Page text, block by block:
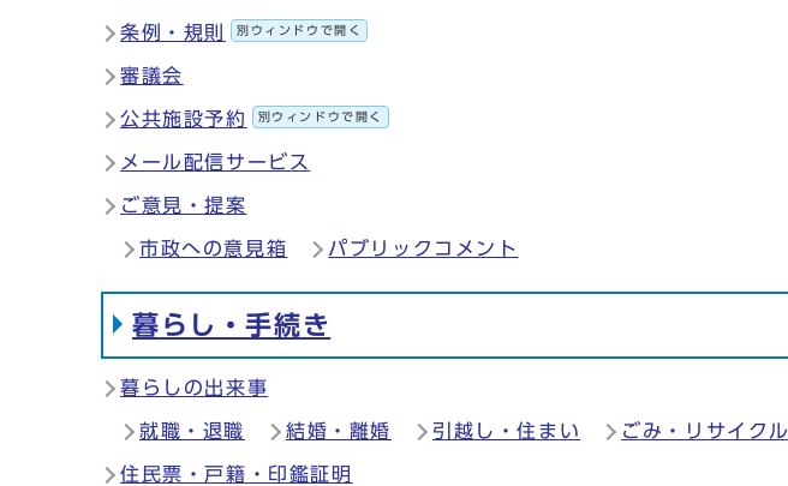
条例・規則 別ウィンドウで開く
審議会
公共施設予約 別ウィンドウで開く
メール配信サービス
ご意見・提案
市政への意見箱 パブリックコメント
暮らし・手続き
暮らしの出来事
就職・退職 結婚・離婚 引越し・住まい ごみ・リサイクル
住民票・戸籍・印鑑証明